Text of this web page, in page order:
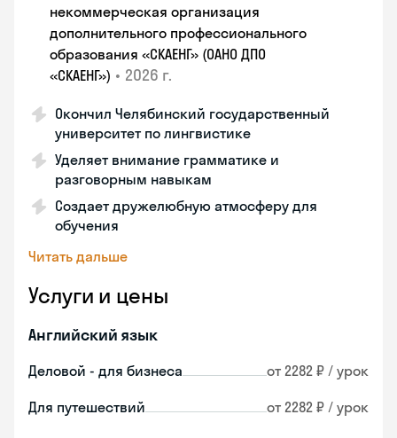
некоммерческая организация
дополнительного профессионального
образования «СКАЕНГ» (ОАНО ДПО
«СКАЕНГ») • 2026 г.
Окончил Челябинский государственный
университет по лингвистике
Уделяет внимание грамматике и
разговорным навыкам
Создает дружелюбную атмосферу для
обучения
Читать дальше
Услуги и цены
Английский язык
Деловой - для бизнеса от 2282 ₽ / урок
Для путешествий от 2282 ₽ / урок